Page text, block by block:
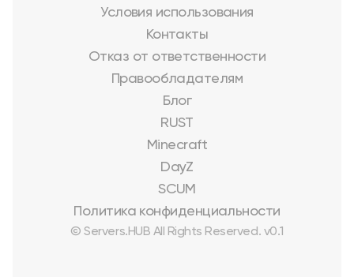
Условия использования
Контакты
Отказ от ответственности
Правообладателям
Блог
RUST
Minecraft
DayZ
SCUM
Политика конфиденциальности
© Servers.HUB All Rights Reserved. v0.1